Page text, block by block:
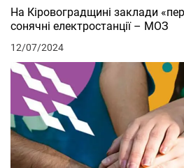
На Кіровоградщині заклади
сонячні електростанції – МОЗ
12/07/2024